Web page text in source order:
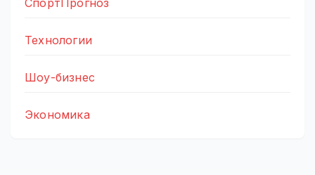
Технологии
Шоу-бизнес
Экономика